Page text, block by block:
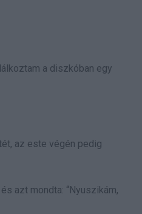
a diszkóban egy
az este végén pedig
azt mondta: “Nyuszikám,